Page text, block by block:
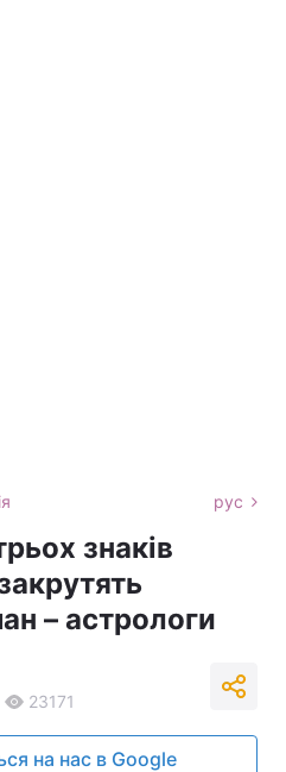
рус
знаків
– астрологи
23171
на нас в Google